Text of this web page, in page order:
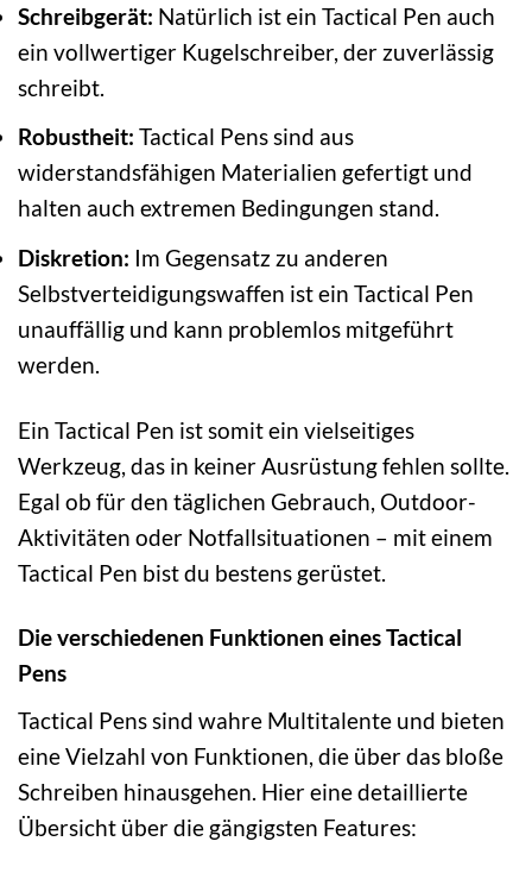
Schreibgerät: Natürlich ist ein Tactical Pen auch
ein vollwertiger Kugelschreiber, der zuverlässig
schreibt.
Robustheit: Tactical Pens sind aus
widerstandsfähigen Materialien gefertigt und
halten auch extremen Bedingungen stand.
Diskretion: Im Gegensatz zu anderen
Selbstverteidigungswaffen ist ein Tactical Pen
unauffällig und kann problemlos mitgeführt
werden.
Ein Tactical Pen ist somit ein vielseitiges
Werkzeug, das in keiner Ausrüstung fehlen sollte.
Egal ob für den täglichen Gebrauch, Outdoor-
Aktivitäten oder Notfallsituationen – mit einem
Tactical Pen bist du bestens gerüstet.
Die verschiedenen Funktionen eines Tactical
Pens
Tactical Pens sind wahre Multitalente und bieten
eine Vielzahl von Funktionen, die über das bloße
Schreiben hinausgehen. Hier eine detaillierte
Übersicht über die gängigsten Features: